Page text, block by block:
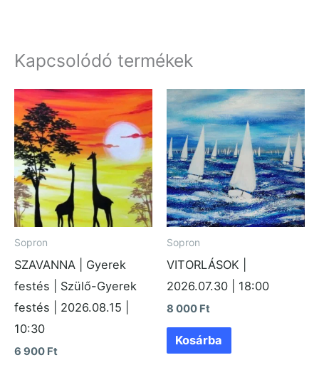
Kapcsolódó termékek
Sopron
SZAVANNA | Gyerek
festés | Szülő-Gyerek
festés | 2026.08.15 |
10:30
6 900 Ft
Sopron
VITORLÁSOK |
2026.07.30 | 18:00
8 000 Ft
Kosárba